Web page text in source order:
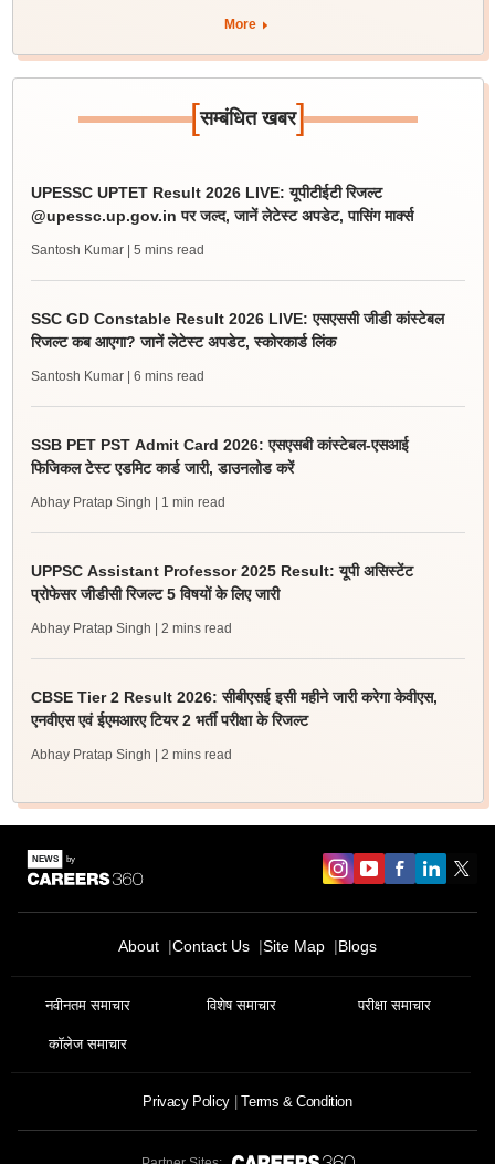
More
[सम्बंधित खबर]
UPESSC UPTET Result 2026 LIVE: यूपीटीईटी रिजल्ट
@upessc.up.gov.in पर जल्द, जानें लेटेस्ट अपडेट, पासिंग मार्क्स
Santosh Kumar | 5 mins read
SSC GD Constable Result 2026 LIVE: एसएससी जीडी कांस्टेबल
रिजल्ट कब आएगा? जानें लेटेस्ट अपडेट, स्कोरकार्ड लिंक
Santosh Kumar | 6 mins read
SSB PET PST Admit Card 2026: एसएसबी कांस्टेबल-एसआई
फिजिकल टेस्ट एडमिट कार्ड जारी, डाउनलोड करें
Abhay Pratap Singh | 1 min read
UPPSC Assistant Professor 2025 Result: यूपी असिस्टेंट
प्रोफेसर जीडीसी रिजल्ट 5 विषयों के लिए जारी
Abhay Pratap Singh | 2 mins read
CBSE Tier 2 Result 2026: सीबीएसई इसी महीने जारी करेगा केवीएस,
एनवीएस एवं ईएमआरए टियर 2 भर्ती परीक्षा के रिजल्ट
Abhay Pratap Singh | 2 mins read
About Contact Us Site Map Blogs
नवीनतम समाचार विशेष समाचार परीक्षा समाचार
कॉलेज समाचार
Privacy Policy Terms & Condition